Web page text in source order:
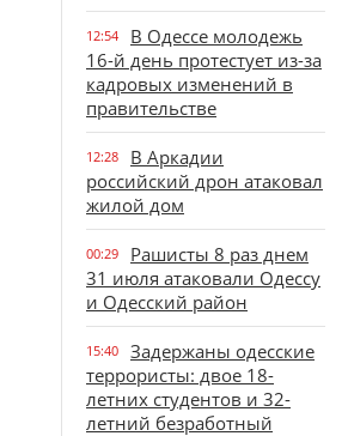
12:54
В Одессе молодежь
16-й день протестует из-за
кадровых изменений в
правительстве
12:28
В Аркадии
российский дрон атаковал
жилой дом
00:29
Рашисты 8 раз днем
31 июля атаковали Одессу
и Одесский район
15:40
Задержаны одесские
террористы: двое 18-
летних студентов и 32-
летний безработный